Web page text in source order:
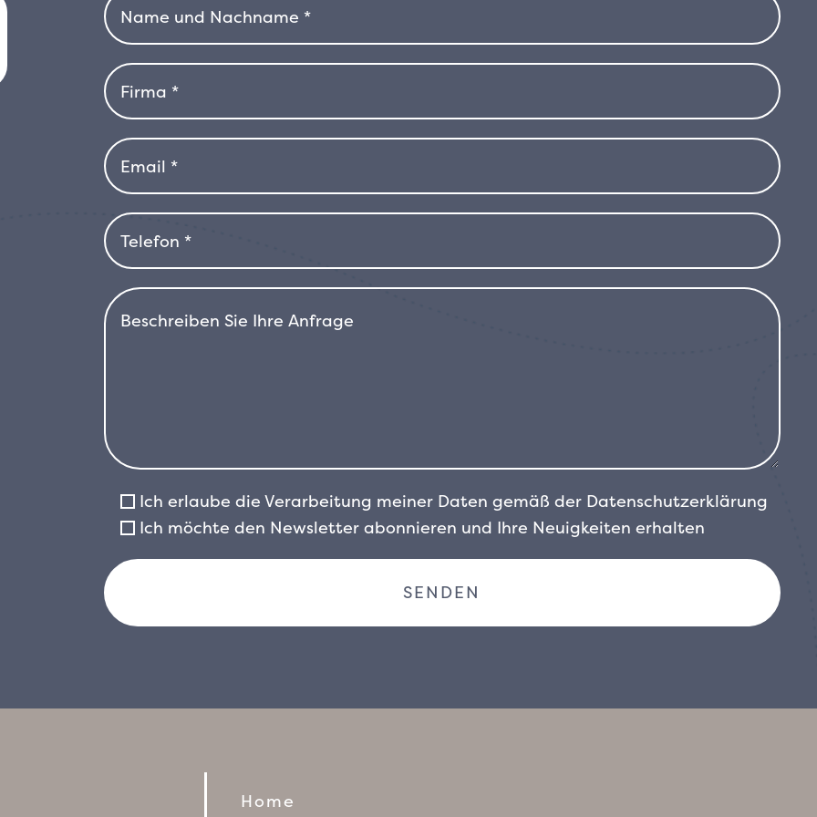
Blüte ist die Magnolia „Susan“ die ideale Wahl für alle, die sich im Frühling eine
Farbexplosion wünschen, selbst auf begrenztem Raum.
Ich erlaube die Verarbeitung meiner Daten gemäß der Datenschutzerklärung
Ich möchte den Newsletter abonnieren und Ihre Neuigkeiten erhalten
Home